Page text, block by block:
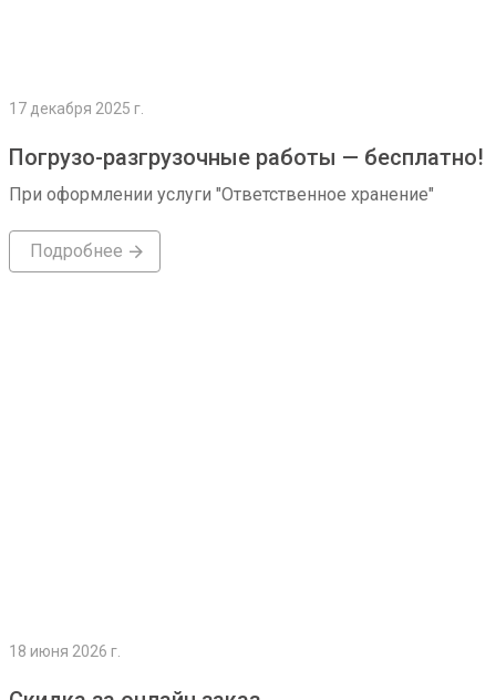
17 декабря 2025 г.
Погрузо-разгрузочные работы — бесплатно!
При оформлении услуги "Ответственное хранение"
Подробнее
18 июня 2026 г.